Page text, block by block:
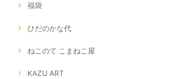
福袋
ひだのかな代
ねこのて こまねこ屋
KAZU ART